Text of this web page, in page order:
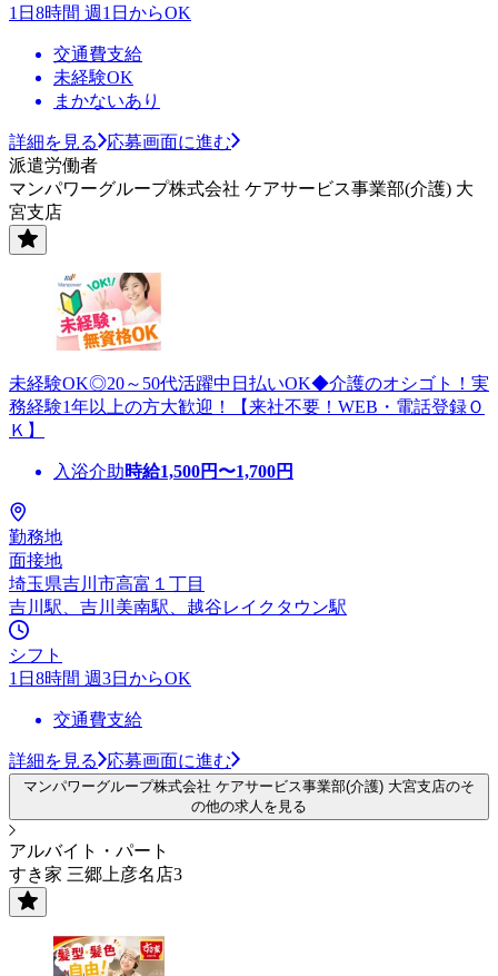
1日8時間 週1日からOK
交通費支給
未経験OK
まかないあり
詳細を見る
応募画面に進む
派遣労働者
マンパワーグループ株式会社 ケアサービス事業部(介護) 大
宮支店
未経験OK◎20～50代活躍中日払いOK◆介護のオシゴト！実
務経験1年以上の方大歓迎！【来社不要！WEB・電話登録Ｏ
Ｋ】
入浴介助時給1,500円〜1,700円
勤務地
面接地
埼玉県吉川市高富１丁目
吉川駅、吉川美南駅、越谷レイクタウン駅
シフト
1日8時間 週3日からOK
交通費支給
詳細を見る 応募画面に進む
マンパワーグループ株式会社 ケアサービス事業部(介護) 大宮支店のそ
の他の求人を見る
アルバイト・パート
すき家 三郷上彦名店3